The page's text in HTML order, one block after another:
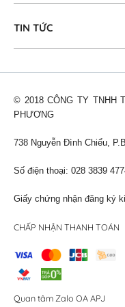
TIN TỨC
© 2018 CÔNG TY TNHH
PHƯƠNG
738 Nguyễn Đình Chiểu,
Số điện thoại: 028 3839
Giấy chứng nhận đăng ký
CHẤP NHẬN THANH TOÁN
Quan tâm Zalo OA APJ